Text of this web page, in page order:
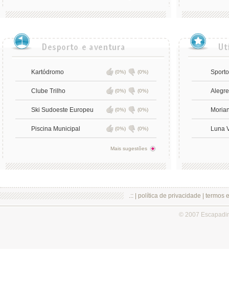
Kartódromo (0%) (0%)
Clube Trilho (0%) (0%)
Ski Sudoeste Europeu (0%) (0%)
Piscina Municipal (0%) (0%)
Mais sugestões
Luna
.:: | política de privacidade termos
© 2007